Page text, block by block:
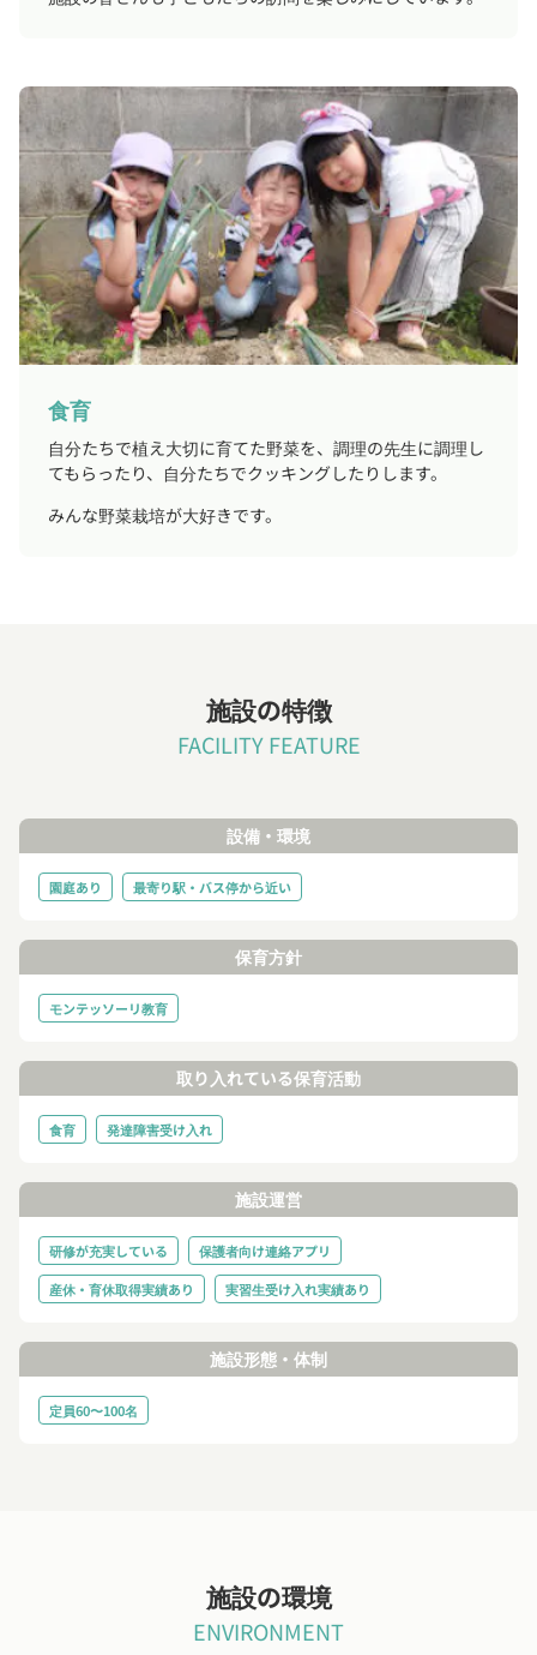
食育
自分たちで植え大切に育てた野菜を、調理の先生に調理し
てもらったり、自分たちでクッキングしたりします。
みんな野菜栽培が大好きです。
施設の特徴
FACILITY FEATURE
設備・環境
園庭あり 最寄り駅・バス停から近い
保育方針
モンテッソーリ教育
取り入れている保育活動
食育 発達障害受け入れ
施設運営
研修が充実している
保護者向け連絡アプリ
産休・育休取得実績あり
実習生受け入れ実績あり
施設形態・体制
定員60〜100名
施設の環境
ENVIRONMENT